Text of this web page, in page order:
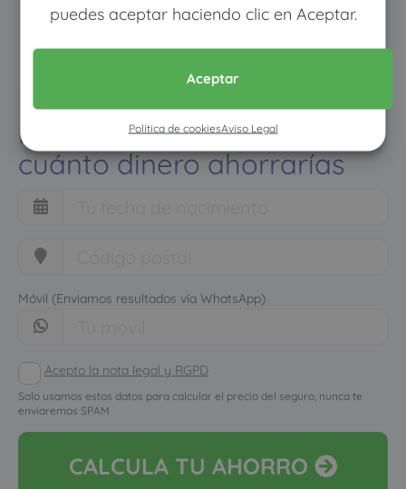
puedes aceptar haciendo clic en Aceptar.
Aceptar
Política de cookiesAviso Legal
Pon tus datos y descubre
cuánto dinero ahorrarías
Móvil (Enviamos resultados vía WhatsApp)
Acepto la nota legal y RGPD
Solo usamos estos datos para calcular el precio del seguro, nunca te
enviaremos SPAM
CALCULA TU AHORRO